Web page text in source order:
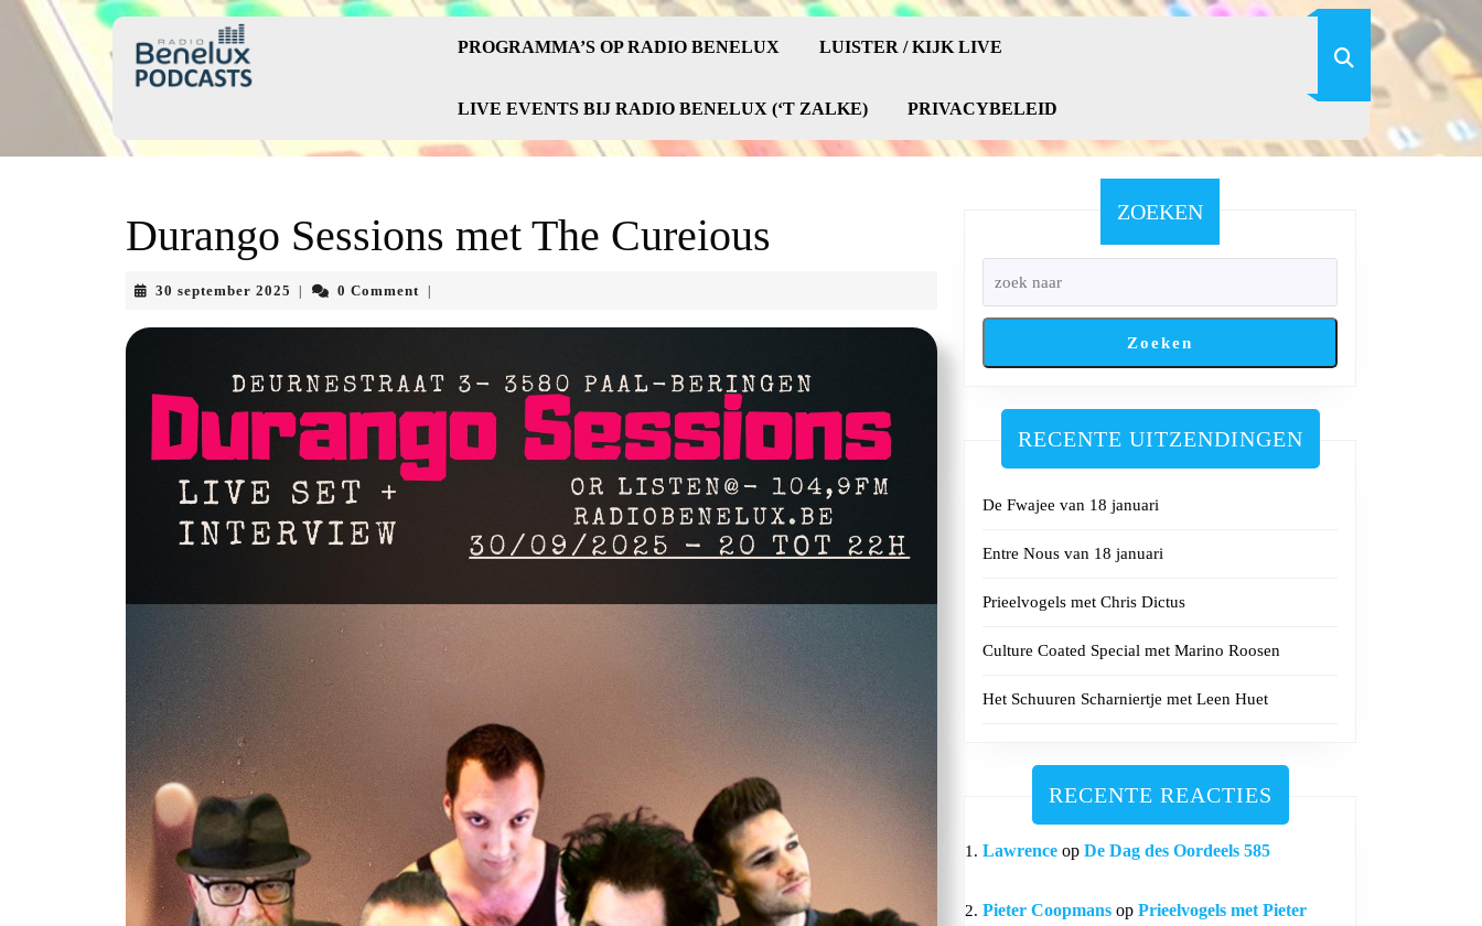
Skip
PROGRAMMA’S OP RADIO BENELUX LUISTER / KIJK LIVE
LIVE EVENTS BIJ RADIO BENELUX (‘T ZALKE) PRIVACYBELEID
Durango Sessions met The Cureious
30 september 2025 30
2025
0 Comment
ZOEKEN
Zoeken
RECENTE UITZENDINGEN
De Fwajee van 18 januari
Entre Nous van 18 januari
Prieelvogels met Chris Dictus
Culture Coated Special met Marino Roosen
Het Schuuren Scharniertje met Leen Huet
RECENTE REACTIES
Lawrence op De Dag des Oordeels 585
Pieter Coopmans op Prieelvogels met Pieter